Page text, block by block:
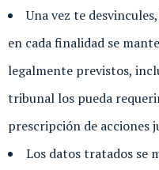
Una vez te
en cada finalidad se
legalmente previstos,
tribunal los pueda
prescripción de acciones
Los datos tratados se